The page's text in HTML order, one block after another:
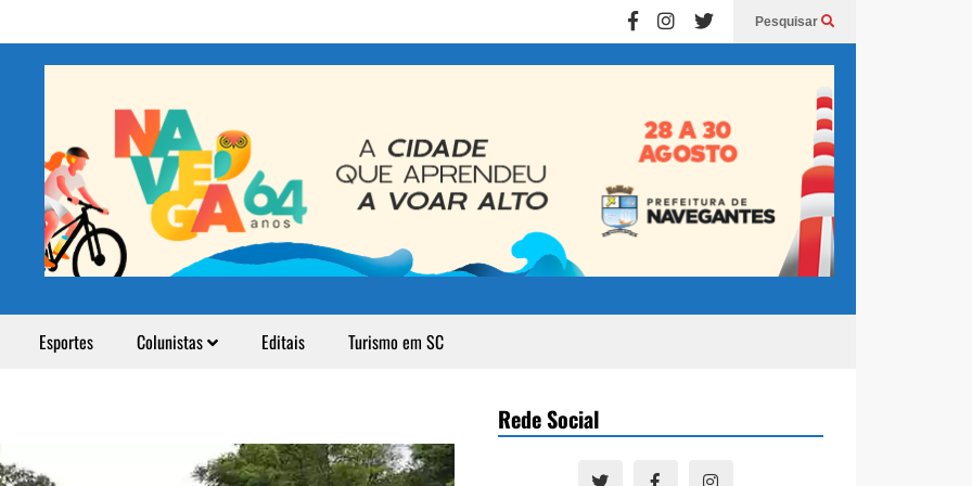
Pesquisar
Esportes Colunistas Editais Turismo em SC
Rede Social